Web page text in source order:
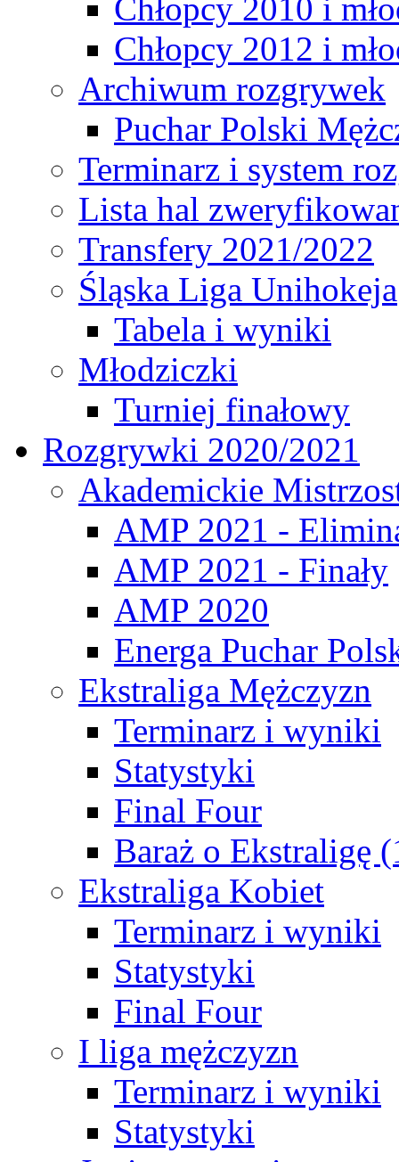
Chłopcy 2010 i
Chłopcy 2012 i
Archiwum rozgrywek
Puchar Polski
Terminarz i system
Lista hal
Transfery 2021/2022
Śląska Liga Unihokeja
Tabela i wyniki
Młodziczki
Turniej finałowy
Rozgrywki 2020/2021
Akademickie
AMP 2021 -
AMP 2021 - Finały
AMP 2020
Energa Puchar
Ekstraliga Mężczyzn
Terminarz i wyniki
Statystyki
Final Four
Baraż o Ekstraligę
Ekstraliga Kobiet
Terminarz i wyniki
Statystyki
Final Four
I liga mężczyzn
Terminarz i wyniki
Statystyki